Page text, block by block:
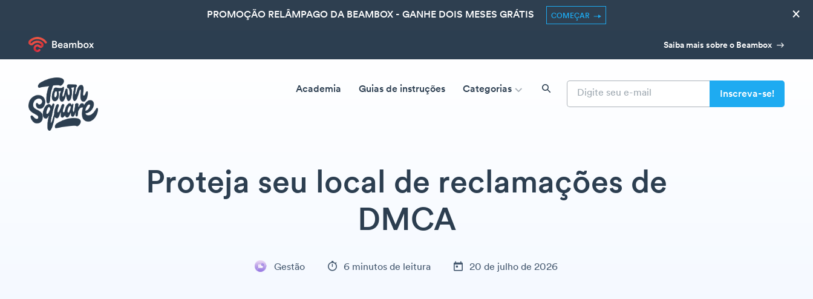
PROMOÇÃO RELÂMPAGO DA BEAMBOX - GANHE DOIS MESES GRÁTIS COMEÇAR ×
Saiba mais sobre o Beambox
Academia Guias de instruções Categorias
Proteja seu local de reclamações de
DMCA
Gestão 6 minutos de leitura 20 de julho de 2026